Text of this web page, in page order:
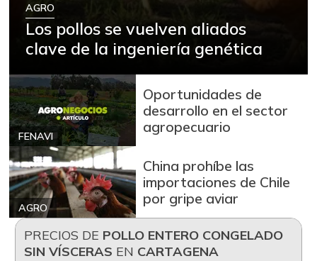
AGRO
Los pollos se vuelven aliados
clave de la ingeniería genética
FENAVI
Oportunidades de
desarrollo en el sector
agropecuario
AGRO
China prohíbe las
importaciones de Chile
por gripe aviar
PRECIOS DE POLLO ENTERO CONGELADO
SIN VÍSCERAS EN CARTAGENA